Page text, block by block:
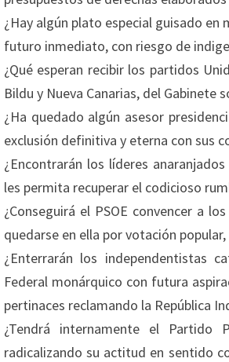
¿Hay algún plato especial guisado en
futuro inmediato, con riesgo de
¿Qué esperan recibir los partidos
Bildu y Nueva Canarias, del Gabinete
¿Ha quedado algún asesor
exclusión definitiva y eterna con sus
¿Encontrarán los líderes
les permita recuperar el codicioso
¿Conseguirá el PSOE convencer a
quedarse en ella por votación
¿Enterrarán los independentistas
Federal monárquico con futura
pertinaces reclamando la República
¿Tendrá internamente el Partido
radicalizando su actitud en sentido